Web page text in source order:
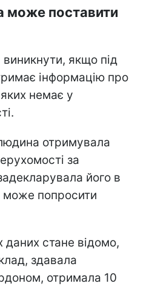
може поставити
якщо під
інформацію про
немає у
отримувала
за
його в
може попросити
стане відомо,
здавала
отримала 10